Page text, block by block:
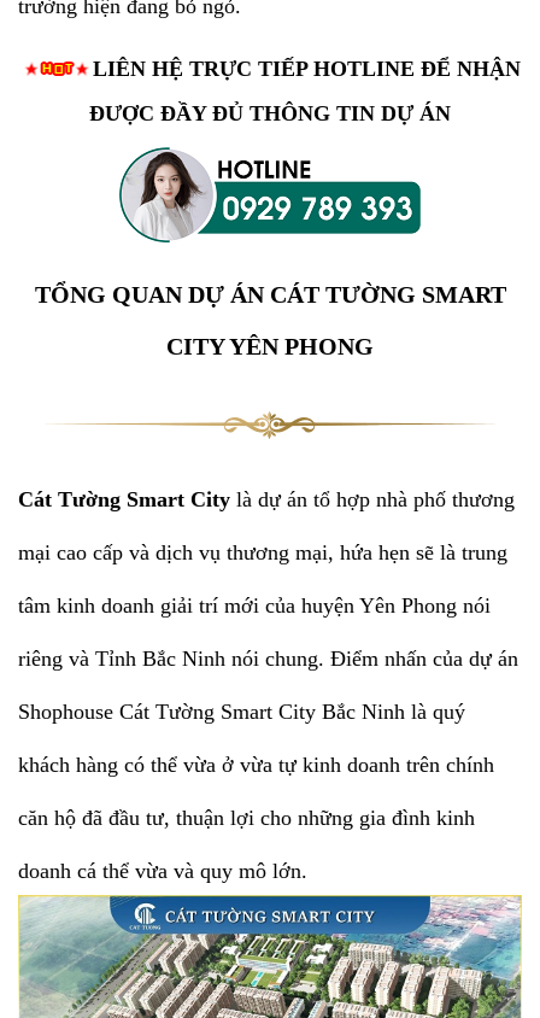
trường hiện đang bỏ ngỏ.
LIÊN HỆ TRỰC TIẾP HOTLINE ĐỂ NHẬN
ĐƯỢC ĐẦY ĐỦ THÔNG TIN DỰ ÁN
TỔNG QUAN DỰ ÁN CÁT TƯỜNG SMART
CITY YÊN PHONG
Cát Tường Smart City là dự án tổ hợp nhà phố thương
mại cao cấp và dịch vụ thương mại, hứa hẹn sẽ là trung
tâm kinh doanh giải trí mới của huyện Yên Phong nói
riêng và Tỉnh Bắc Ninh nói chung. Điểm nhấn của dự án
Shophouse Cát Tường Smart City Bắc Ninh là quý
khách hàng có thể vừa ở vừa tự kinh doanh trên chính
căn hộ đã đầu tư, thuận lợi cho những gia đình kinh
doanh cá thể vừa và quy mô lớn.